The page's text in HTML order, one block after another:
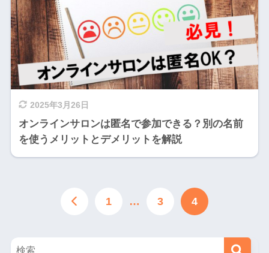
2025年3月26日
オンラインサロンは匿名で参加できる？別の名前
を使うメリットとデメリットを解説
1 … 3 4